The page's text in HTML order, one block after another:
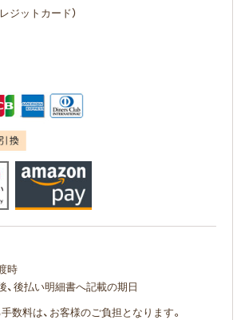
ジットカード）
時
、後払い明細書へ記載の期日
数料は、お客様のご負担となります。